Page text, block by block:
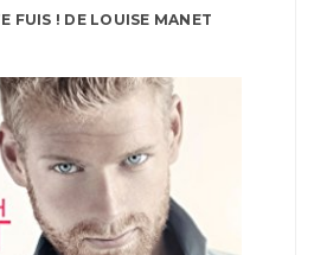
FUIS ! DE LOUISE MANET